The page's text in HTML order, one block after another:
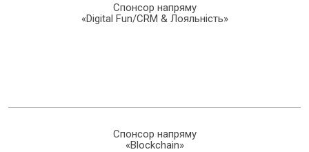
Спонсор напряму
«Digital Fun/CRM & Лояльність»
Спонсор напряму
«Blockchain»